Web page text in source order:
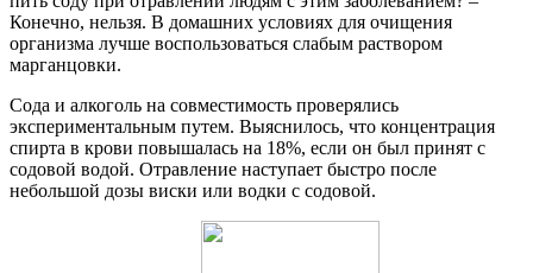
Конечно, нельзя. В домашних условиях для очищения
организма лучше воспользоваться слабым раствором
марганцовки.
Сода и алкоголь на совместимость проверялись
экспериментальным путем. Выяснилось, что концентрация
спирта в крови повышалась на 18%, если он был принят с
содовой водой. Отравление наступает быстро после
небольшой дозы виски или водки с содовой.